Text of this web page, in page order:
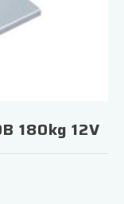
180kg 12V